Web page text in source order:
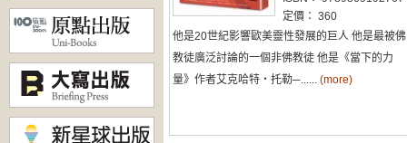
定價： 360
他是20世紀影響歐美靈性發展的巨人 他是最被佛
教徒廣泛討論的一個非佛教徒 他是《當下的力
量》作者艾克哈特‧托勒─...... (more)